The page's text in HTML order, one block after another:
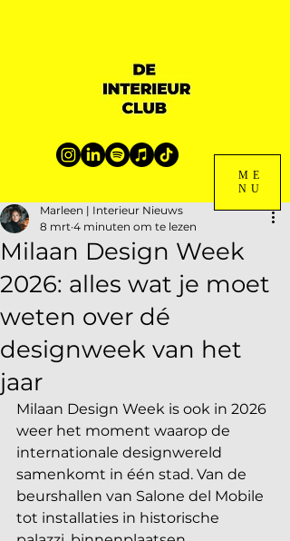
ME
NU
Milaan Design Week
2026: alles wat je moet
weten over dé
designweek van het
jaar
Marleen | Interieur Nieuws
8 mrt 4 minuten om te lezen
Milaan Design Week is ook in 2026
weer het moment waarop de
internationale designwereld
samenkomt in één stad. Van de
beurshallen van Salone del Mobile
tot installaties in historische